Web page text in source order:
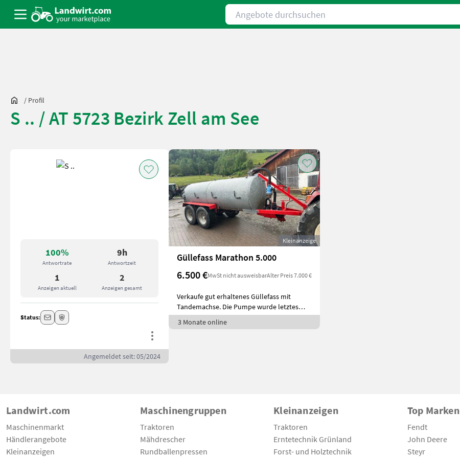
Angebote durchsuchen
/ Profil
S .. / AT 5723 Bezirk Zell am See
100%
Antwortrate
9h
Antwortzeit
1
Anzeigen aktuell
2
Anzeigen gesamt
Status:
Angemeldet seit: 05/2024
Kleinanzeige
Güllefass Marathon 5.000
6.500 €MwSt nicht ausweisbarAlter Preis 7.000 €
Verkaufe gut erhaltenes Güllefass mit
Tandemachse. Die Pumpe wurde letztes
Jahr
3 Monate online
Landwirt.com
Maschinenmarkt
Händlerangebote
Kleinanzeigen
Maschinengruppen
Traktoren
Mähdrescher
Rundballenpressen
Kleinanzeigen
Traktoren
Erntetechnik Grünland
Forst- und Holztechnik
Top Marken
Fendt
John Deere
Steyr